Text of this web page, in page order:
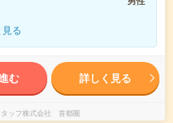
見る
む 詳しく見る
ッフ株式会社 首都圏